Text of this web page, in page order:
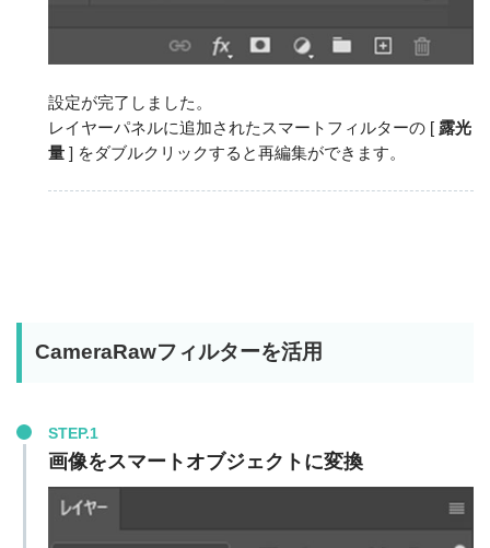
設定が完了しました。
レイヤーパネルに追加されたスマートフィルターの [ 露光
量] をダブルクリックすると再編集ができます。
CameraRawフィルターを活用
STEP.1
画像をスマートオブジェクトに変換